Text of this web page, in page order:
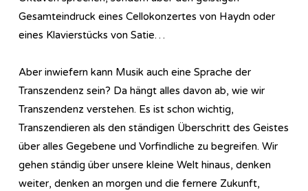
Gesamteindruck eines Cellokonzertes von Haydn oder
eines Klavierstücks von Satie…
Aber inwiefern kann Musik auch eine Sprache der
Transzendenz sein? Da hängt alles davon ab, wie wir
Transzendenz verstehen. Es ist schon wichtig,
Transzendieren als den ständigen Überschritt des Geistes
über alles Gegebene und Vorfindliche zu begreifen. Wir
gehen ständig über unsere kleine Welt hinaus, denken
weiter, denken an morgen und die fernere Zukunft,